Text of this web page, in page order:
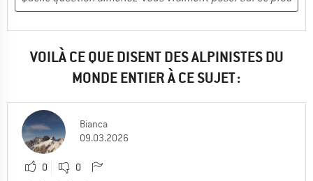
VOILÀ CE QUE DISENT DES ALPINISTES DU
MONDE ENTIER À CE SUJET :
Bianca
09.03.2026
0 0